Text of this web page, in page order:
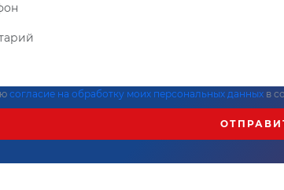
согласие на обработку моих персональных данных в